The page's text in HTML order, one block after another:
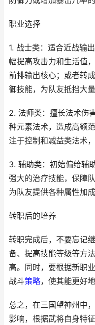
职业选择
1. 战士类：适合近战输
幅提高攻击力和生活值
前排输出核心；或者转
御技能，为队友抵挡大量
2. 法师类：擅长法术伤
种元素法术，造成高额
注于控制和减益类法术
3. 辅助类：初始偏给辅
强大的治疗技能，保障
为队友提供各种属性加
转职后的培养
转职完成后，不要忘记
备、提高技能等级等方
高。同时，要根据新职
战斗策略，使其能更好
总之，在三国望神州中
影响，根据武将自身特